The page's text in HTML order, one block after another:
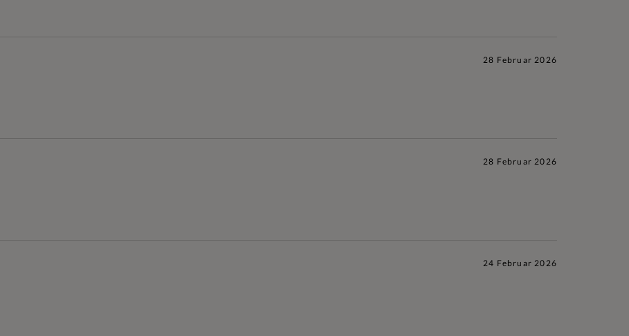
28 Februar 2026
28 Februar 2026
24 Februar 2026